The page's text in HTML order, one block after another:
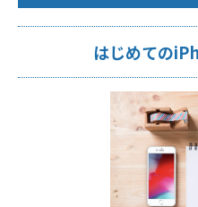
はじめての